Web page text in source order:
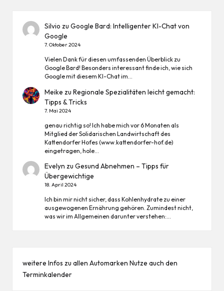
Silvio zuGoogle Bard: Intelligenter KI-Chat von
Google
7. Oktober 2024
Vielen Dank für diesen umfassenden Überblick zu
Google Bard! Besonders interessant finde ich, wie sich
Google mit diesem KI-Chat im…
Meike zuRegionale Spezialitäten leicht gemacht:
Tipps & Tricks
7. Mai 2024
genau richtig so! Ich habe mich vor 6 Monaten als
Mitglied der Solidarischen Landwirtschaft des
Kattendorfer Hofes (www.kattendorfer-hof.de)
eingetragen, hole…
Evelyn zuGesund Abnehmen – Tipps für
Übergewichtige
18. April 2024
Ich bin mir nicht sicher, dass Kohlenhydrate zu einer
ausgewogenen Ernährung gehören. Zumindest nicht,
was wir im Allgemeinen darunter verstehen:…
weitere Infos zu allen Automarken Nutze auch den
Terminkalender